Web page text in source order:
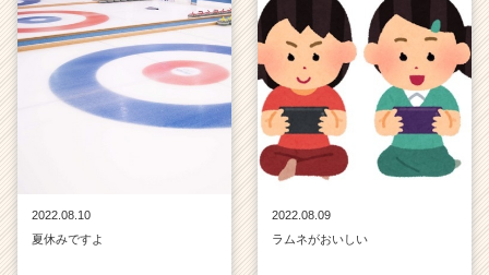
2022.08.10
夏休みですよ
2022.08.09
ラムネがおいしい